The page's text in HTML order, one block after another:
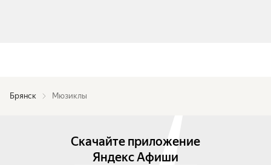
Брянск Мюзиклы
Скачайте приложение
Яндекс Афиши